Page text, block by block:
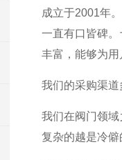
成立于2001年
一直有口皆碑
丰富，能够为
我们的采购渠
我们在阀门领
复杂的越是冷